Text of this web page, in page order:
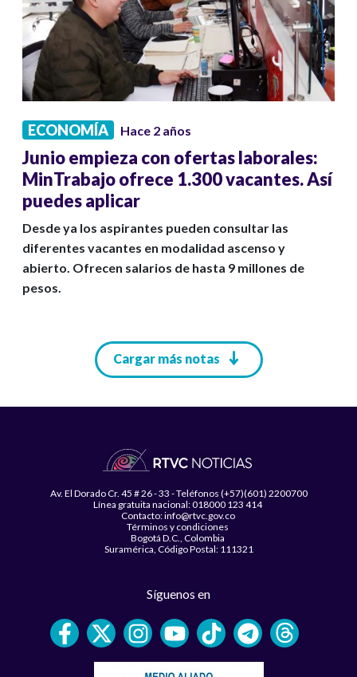
ECONOMÍA Hace 2 años
Junio empieza con ofertas laborales:
MinTrabajo ofrece 1.300 vacantes. Así
puedes aplicar
Desde ya los aspirantes pueden consultar las
diferentes vacantes en modalidad ascenso y
abierto. Ofrecen salarios de hasta 9 millones de
pesos.
Cargar más notas
Av. El Dorado Cr. 45 # 26 - 33 - Teléfonos (+57)(601) 2200700
Línea gratuita nacional: 018000 123 414
Contacto: info@rtvc.gov.co
Términos y condiciones
Bogotá D.C., Colombia
Suramérica, Código Postal: 111321
Síguenos en